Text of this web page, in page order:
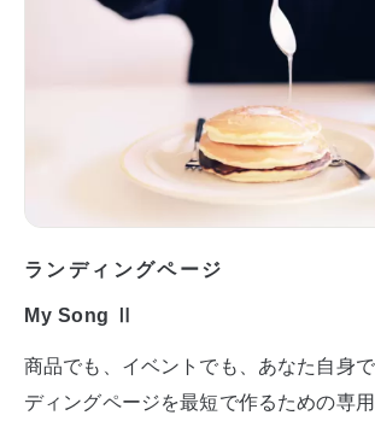
ランディングページ
My Song Ⅱ
商品でも、イベントでも、あなた自身
ディングページを最短で作るための専用